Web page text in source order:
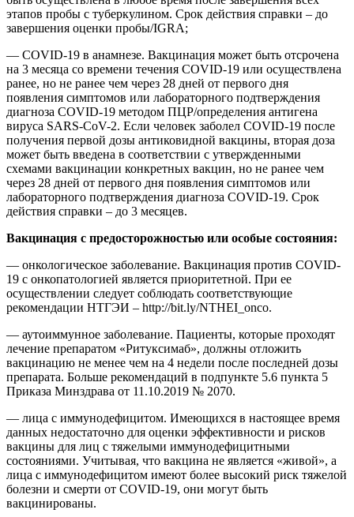
этапов пробы с туберкулином. Срок действия справки – до
завершения оценки пробы/IGRA;
— COVID-19 в анамнезе. Вакцинация может быть отсрочена
на 3 месяца со времени течения COVID-19 или осуществлена ​​
ранее, но не ранее чем через 28 дней от первого дня
появления симптомов или лабораторного подтверждения
диагноза COVID-19 методом ПЦР/определения антигена
вируса SARS-CoV-2. Если человек заболел COVID-19 после
получения первой дозы антиковидной вакцины, вторая доза
может быть введена в соответствии с утвержденными
схемами вакцинации конкретных вакцин, но не ранее чем
через 28 дней от первого дня появления симптомов или
лабораторного подтверждения диагноза COVID-19. Срок
действия справки – до 3 месяцев.
Вакцинация с предосторожностью или особые состояния:
— онкологическое заболевание. Вакцинация против COVID-
19 с онкопатологией является приоритетной. При ее
осуществлении следует соблюдать соответствующие
рекомендации НТГЭИ – http://bit.ly/NTHEI_onco.
— аутоиммунное заболевание. Пациенты, которые проходят
лечение препаратом «Ритуксимаб», должны отложить
вакцинацию не менее чем на 4 недели после последней дозы
препарата. Больше рекомендаций в подпункте 5.6 пункта 5
Приказа Минздрава от 11.10.2019 № 2070.
— лица с иммунодефицитом. Имеющихся в настоящее время
данных недостаточно для оценки эффективности и рисков
вакцины для лиц с тяжелыми иммунодефицитными
состояниями. Учитывая, что вакцина не является «живой», а
лица с иммунодефицитом имеют более высокий риск тяжелой
болезни и смерти от COVID-19, они могут быть
вакцинированы.